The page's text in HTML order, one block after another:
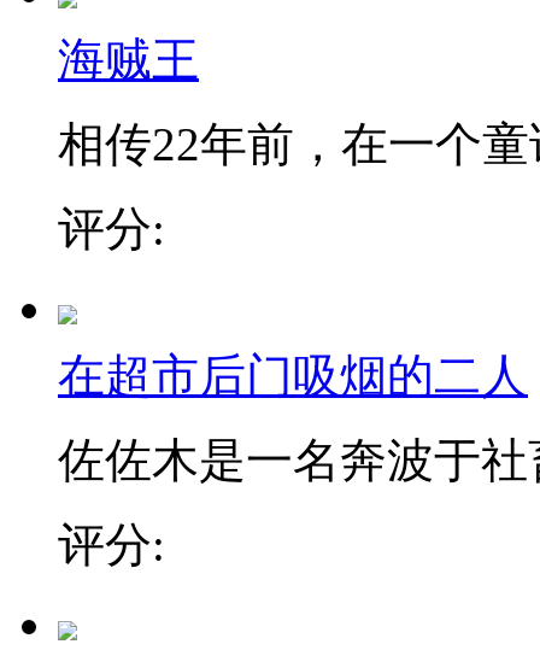
海贼王
相传22年前，在一个
评分:
在超市后门吸烟的二人
佐佐木是一名奔波于社
评分: